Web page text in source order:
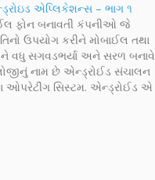
એપ્લિકેશન્સ – ભાગ ૧
ફોન બનાવતી કંપનીઓ જે
ઉપયોગ કરીને મોબાઈલ તથા
વધુ સગવડભર્યા અને સરળ બનાવે
નામ છે એન્ડ્રોઈડ સંચાલન
ઓપરેટીંગ સિસ્ટમ. એન્ડ્રોઈડ એ